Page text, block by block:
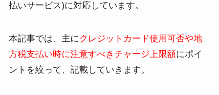
払いサービス)に対応しています。
本記事では、主にクレジットカード使用可否や地
方税支払い時に注意すべきチャージ上限額にポイ
ントを絞って、記載していきます。